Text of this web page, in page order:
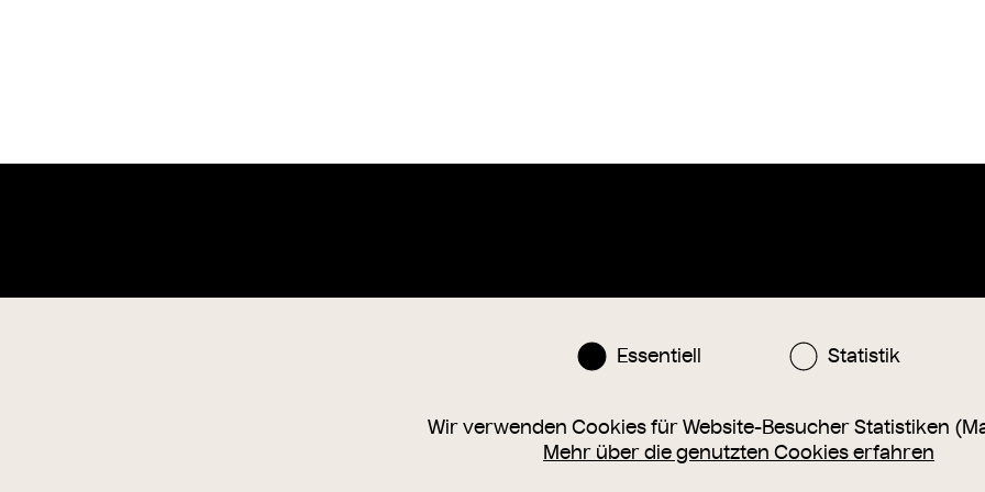
Essentiell Statistik
Wir verwenden Cookies für Website-Besucher Statistiken
Mehr über die genutzten Cookies erfahren
onlinesammlung@wienmuseum.at
+43 (0) 1 505 87 47
InstagramFacebook